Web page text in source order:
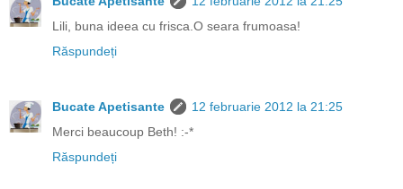
Lili, buna ideea cu frisca.O seara frumoasa!
Răspundeți
Bucate Apetisante
12 februarie 2012 la 21:25
Merci beaucoup Beth! :-*
Răspundeți